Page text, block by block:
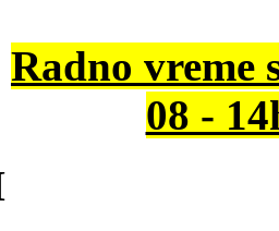
Radno vreme
08 -